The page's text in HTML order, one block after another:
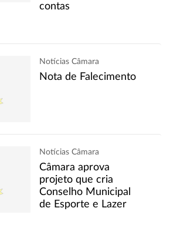
contas
Notícias Câmara
Nota de Falecimento
Notícias Câmara
Câmara aprova
projeto que cria
Conselho Municipal
de Esporte e Lazer